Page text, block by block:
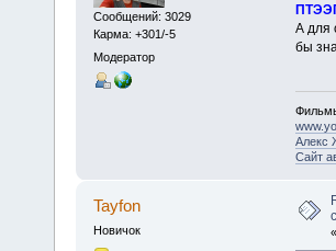
Сообщений: 3029
Карма: +301/-5
Модератор
А для
бы
Алекс
Сайт
Tayfon
Новичок «